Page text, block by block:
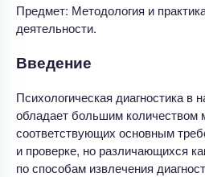
Предмет: Методология и
деятельности.
Введение
Психологическая диагностика в
обладает большим количеством
соответствующих основным
и проверке, но различающихся
по способам извлечения